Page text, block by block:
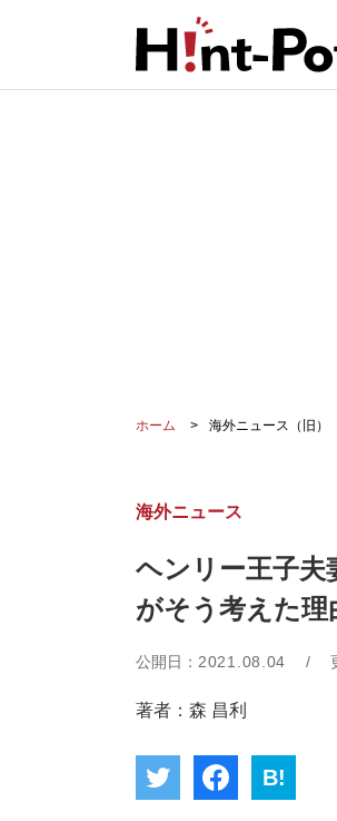
ホーム 海外ニュース（旧）
海外ニュース
ヘンリー王子
がそう考えた理
公開日： 2021.08.04 /
著者：森 昌利
B!